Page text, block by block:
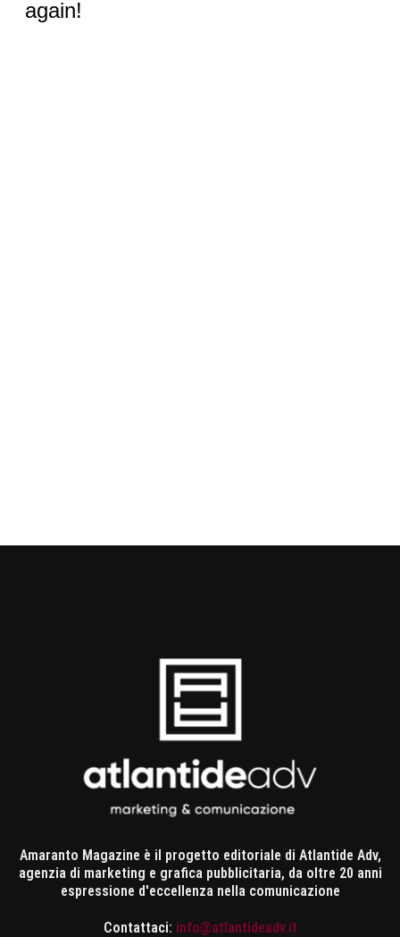
Amaranto Magazine è il progetto editoriale di Atlantide Adv,
agenzia di marketing e grafica pubblicitaria, da oltre 20 anni
espressione d'eccellenza nella comunicazione
Contattaci: info@atlantideadv.it